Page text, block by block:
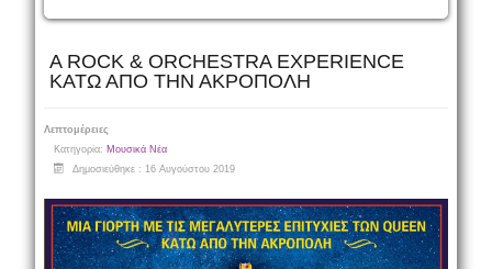
A ROCK & ORCHESTRA EXPERIENCE
ΚΑΤΩ ΑΠΟ ΤΗΝ ΑΚΡΟΠΟΛΗ
Λεπτομέρειες
Κατηγορία: Μουσικά Νέα
Δημοσιεύθηκε : 16 Αυγούστου 2019